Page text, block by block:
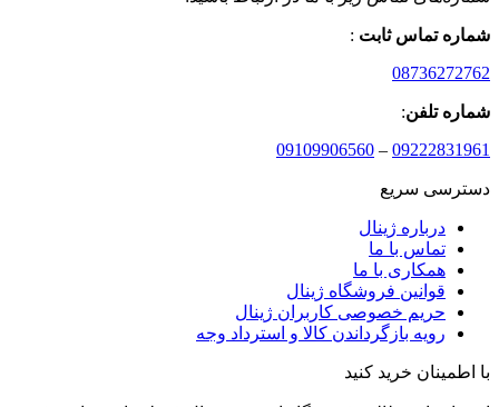
شماره تماس ثابت :
08736272762
شماره تلفن:
09222831961
–
09109906560
دسترسی سریع
درباره ژینال
تماس با ما
همکاری با ما
قوانین فروشگاه ژینال
حریم خصوصی کاربران ژینال
رویه بازگرداندن کالا و استرداد وجه
با اطمینان خرید کنید